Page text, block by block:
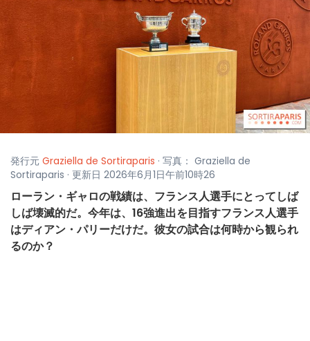
発行元 Graziella de Sortiraparis · 写真： Graziella de
Sortiraparis · 更新日 2026年6月1日午前10時26
ローラン・ギャロの戦績は、フランス人選手にとってしば
しば壊滅的だ。今年は、16強進出を目指すフランス人選手
はディアン・パリーだけだ。彼女の試合は何時から観られ
るのか？